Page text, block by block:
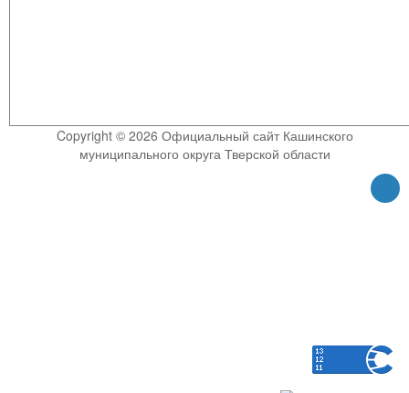
Copyright © 2026 Официальный сайт Кашинского
муниципального округа Тверской области